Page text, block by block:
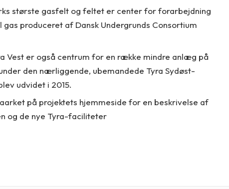
største gasfelt og feltet er center for forarbejdning
gas produceret af Dansk Undergrunds Consortium
Vest er også centrum for en række mindre anlæg på
den nærliggende, ubemandede Tyra Sydøst-
udvidet i 2015.
på projektets hjemmeside for en beskrivelse af
og de nye Tyra-faciliteter